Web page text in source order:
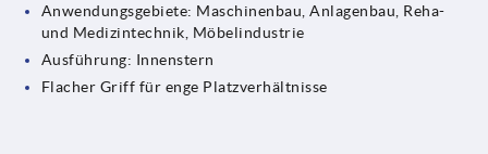
Anwendungsgebiete: Maschinenbau, Anlagenbau, Reha-
und Medizintechnik, Möbelindustrie
Ausführung: Innenstern
Flacher Griff für enge Platzverhältnisse